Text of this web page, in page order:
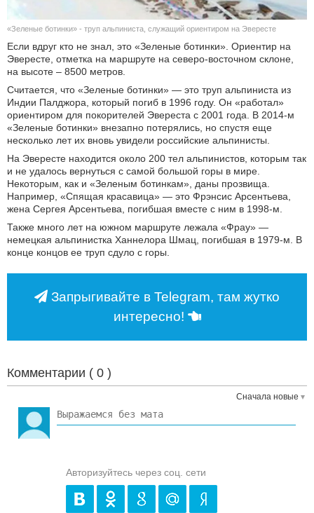
СПОРТ
АВТО И МОТО
ЭГОИЗМ
БЛОГ
«Зеленые ботинки» - труп альпиниста, служащий ориентиром на Эвересте
Если вдруг кто не знал, это «Зеленые ботинки». Ориентир на
Эвересте, отметка на маршруте на северо-восточном склоне,
на высоте – 8500 метров.
Считается, что «Зеленые ботинки» — это труп альпиниста из
Индии Палджора, который погиб в 1996 году. Он «работал»
ориентиром для покорителей Эвереста с 2001 года. В 2014-м
«Зеленые ботинки» внезапно потерялись, но спустя еще
несколько лет их вновь увидели российские альпинисты.
На Эвересте находится около 200 тел альпинистов, которым так
и не удалось вернуться с самой большой горы в мире.
Некоторым, как и «Зеленым ботинкам», даны прозвища.
Например, «Спящая красавица» — это Фрэнсис Арсентьева,
жена Сергея Арсентьева, погибшая вместе с ним в 1998-м.
Также много лет на южном маршруте лежала «Фрау» —
немецкая альпинистка Ханнелора Шмац, погибшая в 1979-м. В
конце концов ее труп сдуло с горы.
Запрыгивайте в Telegram, там жутко
интересно!
Комментарии ( 0 )
Сначала новые
Авторизуйтесь через соц. сети